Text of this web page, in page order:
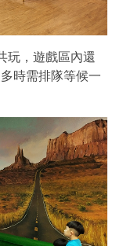
玩，遊戲區內還
時需排隊等候一